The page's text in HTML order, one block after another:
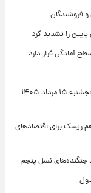
و فروشندگان
را تشدید کرد
آمادگی قرار دارد
تغییر تند قیمت محصولات ایران‌خودرو و سایپا امروز پنجشنبه ۱۵ مرداد ۱۴۰۵
برای اقتصادهای